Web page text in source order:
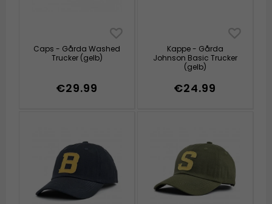
Caps - Gårda Washed
Trucker (gelb)
€29.99
Kappe - Gårda
Johnson Basic Trucker
(gelb)
€24.99